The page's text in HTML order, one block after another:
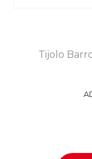
Tijolo